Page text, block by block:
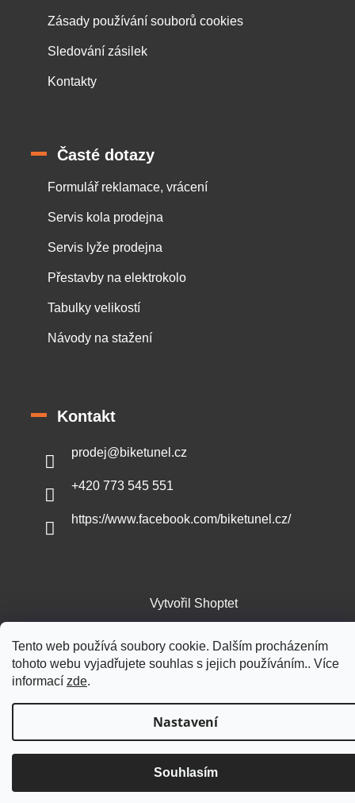
Tento web používá soubory cookie. Dalším procházením
tohoto webu vyjadřujete souhlas s jejich používáním.. Více
informací zde.
Nastavení
Souhlasím
Zásady používání souborů cookies
Sledování zásilek
Kontakty
Časté dotazy
Formulář reklamace, vrácení
Servis kola prodejna
Servis lyže prodejna
Přestavby na elektrokolo
Tabulky velikostí
Návody na stažení
Kontakt
prodej@biketunel.cz
+420 773 545 551
https://www.facebook.com/biketunel.cz/
Vytvořil Shoptet
Copyright 2026BikeTunel.cz. Všechna práva vyhrazena.